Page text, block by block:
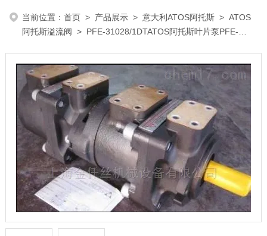
当前位置：首页 > 产品展示 >意大利ATOS阿托斯 >ATOS
阿托斯溢流阀 > PFE-31028/1DTATOS阿托斯叶片泵PFE-